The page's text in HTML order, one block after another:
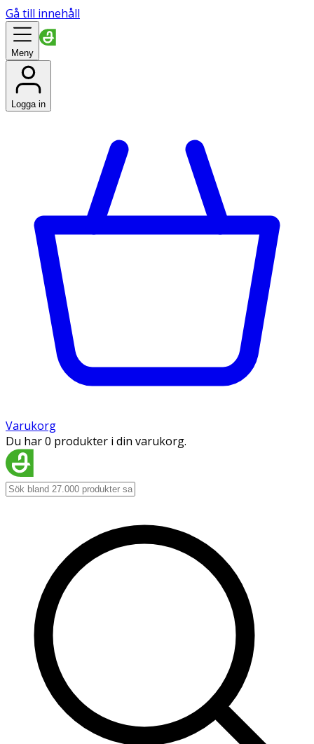
Gå till innehåll
Meny
Logga in
Varukorg
Du har 0 produkter i din varukorg.